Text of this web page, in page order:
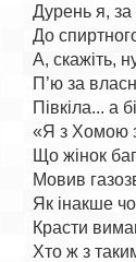
Дурень я, за
До
А, скажіть,
П’ю за
Півкіла... а
«Я з Хомою
Що жінок
Мовив
Як інакше
Красти
Хто ж з